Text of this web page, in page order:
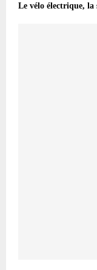
Le vélo électrique,